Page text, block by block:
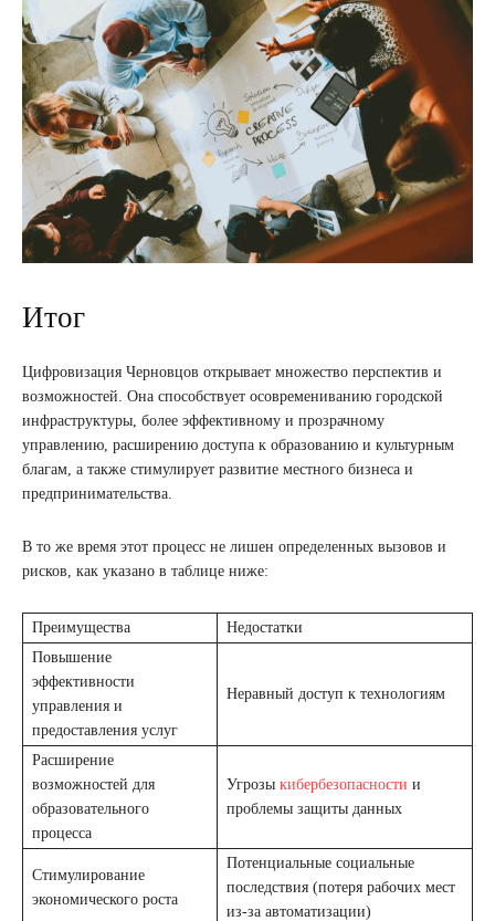
Итог
Цифровизация Черновцов открывает множество перспектив и
возможностей. Она способствует осовремениванию городской
инфраструктуры, более эффективному и прозрачному
управлению, расширению доступа к образованию и культурным
благам, а также стимулирует развитие местного бизнеса и
предпринимательства.
В то же время этот процесс не лишен определенных вызовов и
рисков, как указано в таблице ниже:
Преимущества
Недостатки
Повышение
эффективности
управления и
предоставления услуг
Неравный доступ к технологиям
Расширение
возможностей для
образовательного
процесса
Угрозы кибербезопасности и
проблемы защиты данных
Стимулирование
экономического роста
Потенциальные социальные
последствия (потеря рабочих мест
из-за автоматизации)